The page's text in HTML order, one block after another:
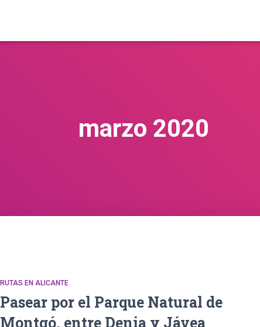
marzo 2020
RUTAS EN ALICANTE
Pasear por el Parque Natural de
Montgó, entre Denia y Jávea